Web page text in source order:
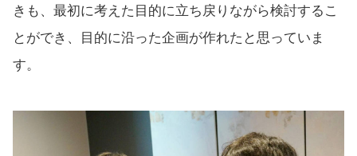
きも、最初に考えた目的に立ち戻りながら検討するこ
とができ、目的に沿った企画が作れたと思っていま
す。